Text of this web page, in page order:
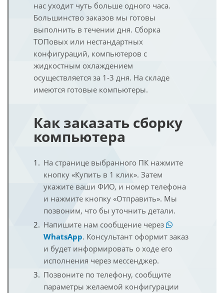
нас уходит чуть больше одного часа.
Большинство заказов мы готовы
выполнить в течении дня. Сборка
ТОПовых или нестандартных
конфигураций, компьютеров с
жидкостным охлаждением
осуществляется за 1-3 дня. На складе
имеются готовые компьютеры.
Как заказать сборку
компьютера
На странице выбранного ПК нажмите
кнопку «Купить в 1 клик». Затем
укажите ваши ФИО, и номер телефона
и нажмите кнопку «Отправить». Мы
позвоним, что бы уточнить детали.
Напишите нам сообщение через
WhatsApp. Консультант оформит заказ
и будет информировать о ходе его
исполнения через мессенджер.
Позвоните по телефону, сообщите
параметры желаемой конфигурации